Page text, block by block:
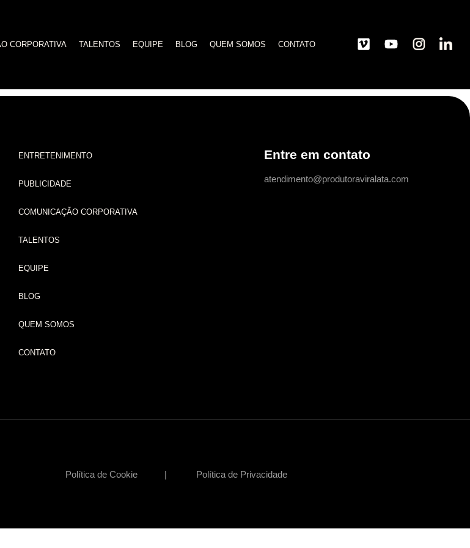
CORPORATIVA TALENTOS EQUIPE BLOG QUEM SOMOS CONTATO
ENTRETENIMENTO
PUBLICIDADE
COMUNICAÇÃO CORPORATIVA
TALENTOS
EQUIPE
BLOG
QUEM SOMOS
CONTATO
Entre em contato
atendimento@produtoraviralata.com
Política de Cookie | Política de Privacidade